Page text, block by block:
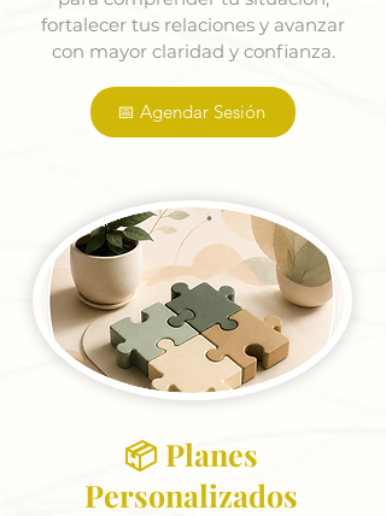
fortalecer tus relaciones y avanzar
con mayor claridad y confianza.
📅 Agendar Sesión
📦 Planes
Personalizados